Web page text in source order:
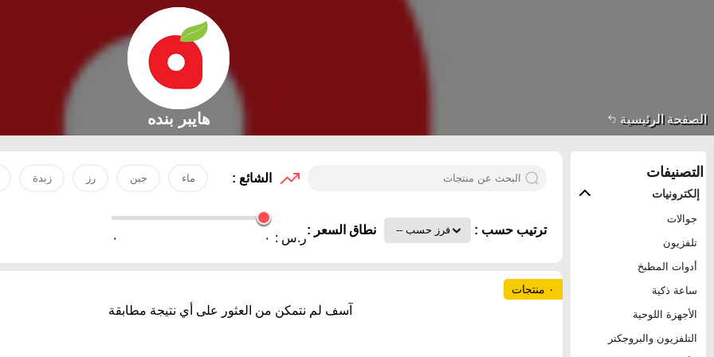
الصفحة الرئيسية هايبر بنده
التصنيفات
إلكترونيات
جوالات
تلفزيون
أدوات المطبخ
ساعة ذكية
الأجهزة اللوحية
التلفزيون والبروجكتر
الشائع : ماء جبن رز زبدة
ترتيب حسب : نطاق السعر :
ر.س : ٠ ٠
٠ منتجات
آسف لم نتمكن من العثور على أي نتيجة مطابقة